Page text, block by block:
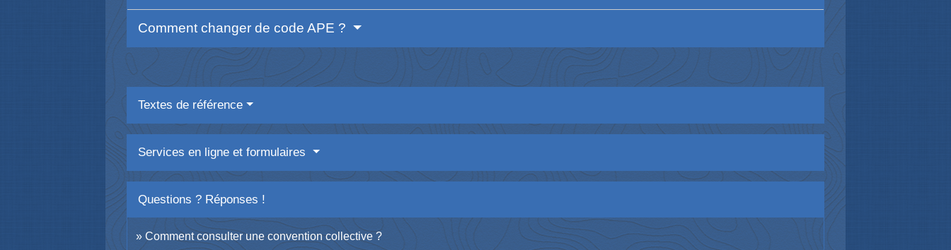
Comment changer de code APE ?
Textes de référence
Services en ligne et formulaires
Questions ? Réponses !
Comment consulter une convention collective ?